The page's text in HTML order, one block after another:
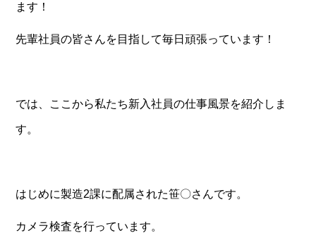
ます！
先輩社員の皆さんを目指して毎日頑張っています！
では、ここから私たち新入社員の仕事風景を紹介しま
す。
はじめに製造2課に配属された笹〇さんです。
カメラ検査を行っています。